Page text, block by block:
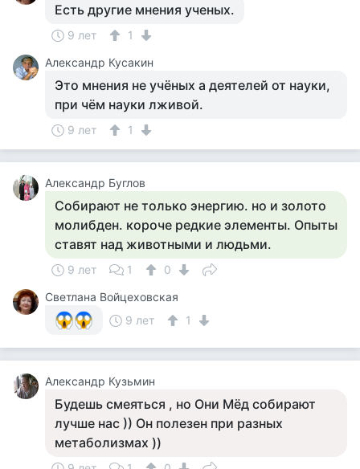
Есть другие мнения ученых.
9 лет
1
Александр Кусакин
Это мнения не учёных а деятелей от науки,
при чём науки лживой.
9 лет 1
Александр Буглов
Собирают не только энергию. но и золото
молибден. короче редкие элементы. Опыты
ставят над животными и людьми.
9 лет 1
0
Светлана Войцеховская
9 лет
1
Aлександр Кузьмин
Будешь смеяться , но Они Мёд собирают
лучше нас )) Он полезен при разных
метаболизмах ))